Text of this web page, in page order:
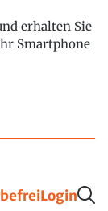
erhalten Sie
Smartphone
Login